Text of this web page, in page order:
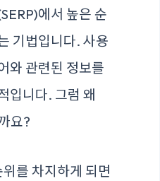
에서 높은 순
기법입니다. 사용
와 관련된 정보를
입니다. 그럼 왜
요?
위를 차지하게 되면